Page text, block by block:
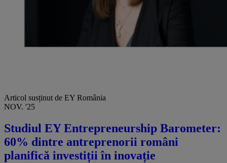
Articol susținut de EY România
NOV. '25
Studiul EY Entrepreneurship Barometer:
60% dintre antreprenorii români
planifică investiții în inovație